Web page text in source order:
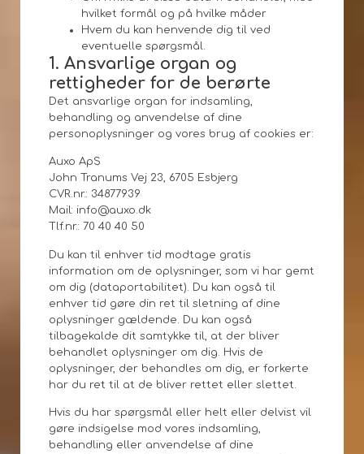
hvilket formål og på hvilke måder
Hvem du kan henvende dig til ved
eventuelle spørgsmål.
1. Ansvarlige organ og
rettigheder for de berørte
Det ansvarlige organ for indsamling,
behandling og anvendelse af dine
personoplysninger og vores brug af cookies er:
Auxo ApS
John Tranums Vej 23, 6705 Esbjerg
CVR.nr.: 34877939
Mail: info@auxo.dk
Tlf.nr.: 70 40 40 50
Du kan til enhver tid modtage gratis
information om de oplysninger, som vi har gemt
om dig (dataportabilitet). Du kan også til
enhver tid gøre din ret til sletning af dine
oplysninger gældende. Du kan også
tilbagekalde dit samtykke til, at der bliver
behandlet oplysninger om dig. Hvis de
oplysninger, der behandles om dig, er forkerte
har du ret til at de bliver rettet eller slettet.
Hvis du har spørgsmål eller helt eller delvist vil
gøre indsigelse mod vores indsamling,
behandling eller anvendelse af dine